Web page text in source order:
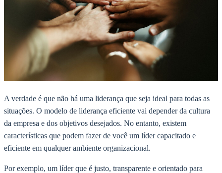
A verdade é que não há uma liderança que seja ideal para todas as
situações. O modelo de liderança eficiente vai depender da cultura
da empresa e dos objetivos desejados. No entanto, existem
características que podem fazer de você um líder capacitado e
eficiente em qualquer ambiente organizacional.
Por exemplo, um líder que é justo, transparente e orientado para